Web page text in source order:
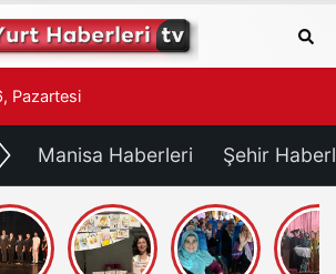
Pazartesi
Manisa Haberleri Şehir